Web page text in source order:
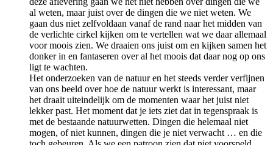
al weten, maar juist over de dingen die we niet weten. We
gaan dus niet zelfvoldaan vanaf de rand naar het midden van
de verlichte cirkel kijken om te vertellen wat we daar allemaal
voor moois zien. We draaien ons juist om en kijken samen het
donker in en fantaseren over al het moois dat daar nog op ons
ligt te wachten.
Het onderzoeken van de natuur en het steeds verder verfijnen
van ons beeld over hoe de natuur werkt is interessant, maar
het draait uiteindelijk om de momenten waar het juist niet
lekker past. Het moment dat je iets ziet dat in tegenspraak is
met de bestaande natuurwetten. Dingen die helemaal niet
mogen, of niet kunnen, dingen die je niet verwacht … en die